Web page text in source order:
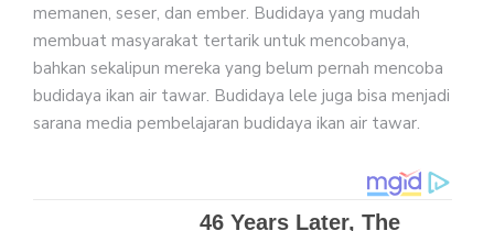
memanen, seser, dan ember. Budidaya yang mudah
membuat masyarakat tertarik untuk mencobanya,
bahkan sekalipun mereka yang belum pernah mencoba
budidaya ikan air tawar. Budidaya lele juga bisa menjadi
sarana media pembelajaran budidaya ikan air tawar.